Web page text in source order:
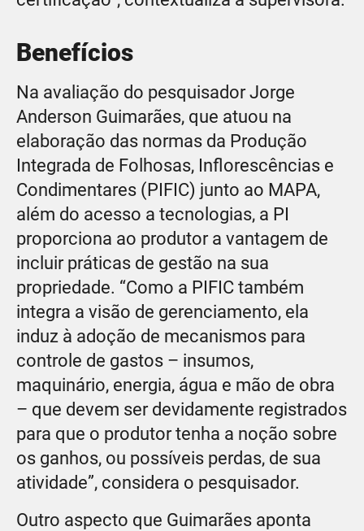
Benefícios
Na avaliação do pesquisador Jorge
Anderson Guimarães, que atuou na
elaboração das normas da Produção
Integrada de Folhosas, Inflorescências e
Condimentares (PIFIC) junto ao MAPA,
além do acesso a tecnologias, a PI
proporciona ao produtor a vantagem de
incluir práticas de gestão na sua
propriedade. “Como a PIFIC também
integra a visão de gerenciamento, ela
induz à adoção de mecanismos para
controle de gastos – insumos,
maquinário, energia, água e mão de obra
– que devem ser devidamente registrados
para que o produtor tenha a noção sobre
os ganhos, ou possíveis perdas, de sua
atividade”, considera o pesquisador.
Outro aspecto que Guimarães aponta